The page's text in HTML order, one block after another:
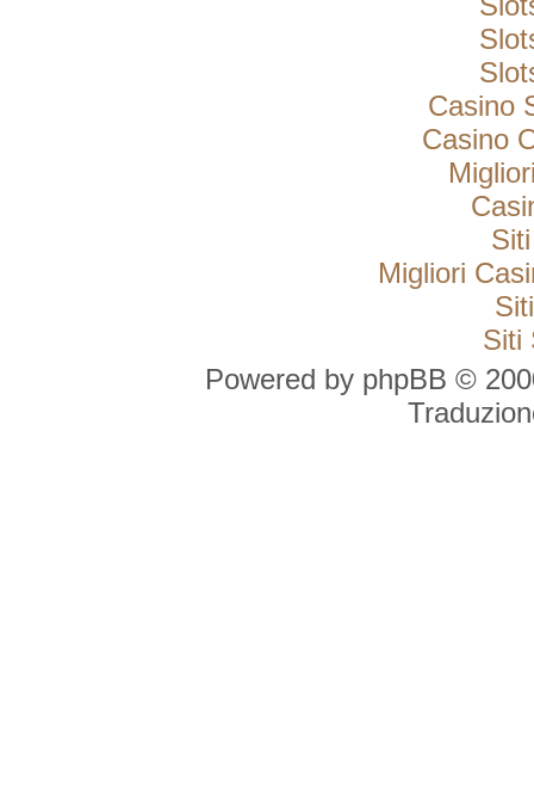
Casino
Casino
Migliori
Siti
Powered by phpBB ©